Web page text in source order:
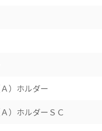
）ホルダー
）ホルダーＳＣ